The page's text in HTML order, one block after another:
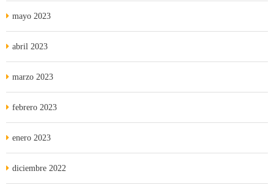
mayo 2023
abril 2023
marzo 2023
febrero 2023
enero 2023
diciembre 2022